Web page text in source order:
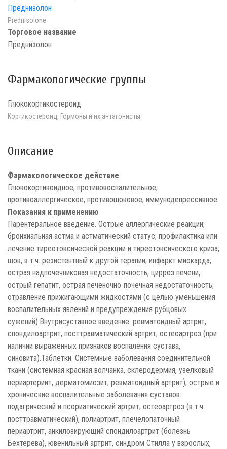
Преднизолон
Prednisolone
Торговое название
Преднизолон
Фармакологические группы
Глюкокортикостероид
Кортикостероид, Гормоны и их антагонисты
Описание
Фармакологическое действие
Глюкокортикоидное, противовоспалительное,
противоаллергическое, противошоковое, иммунодепрессивное.
Показания к применению
Парентеральное введение. Острые аллергические реакции;
бронхиальная астма и астматический статус; профилактика или
лечение тиреотоксической реакции и тиреотоксического криза;
шок, в т.ч. резистентный к другой терапии; инфаркт миокарда;
острая надпочечниковая недостаточность; цирроз печени,
острый гепатит, острая печеночно-почечная недостаточность;
отравление прижигающими жидкостями (с целью уменьшения
воспалительных явлений и предупреждения рубцовых
сужений).Внутрисуставное введение: ревматоидный артрит,
спондилоартрит, посттравматический артрит, остеоартроз (при
наличии выраженных признаков воспаления сустава,
синовита).Таблетки. Системные заболевания соединительной
ткани (системная красная волчанка, склеродермия, узелковый
периартериит, дерматомиозит, ревматоидный артрит); острые и
хронические воспалительные заболевания суставов:
подагрический и псориатический артрит, остеоартроз (в т.ч.
посттравматический), полиартрит, плечелопаточный
периартрит, анкилозирующий спондилоартрит (болезнь
Бехтерева), ювенильный артрит, синдром Стилла у взрослых,